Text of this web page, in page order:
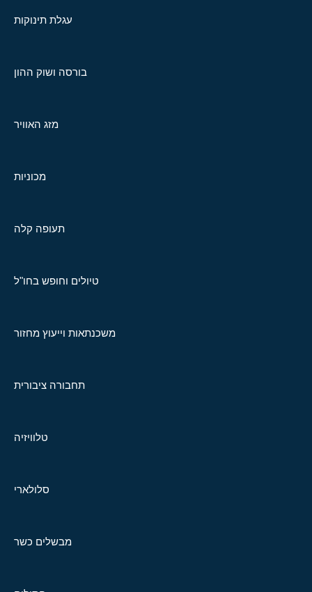
עגלת תינוקות
בורסה ושוק ההון
מזג האוויר
מכוניות
תעופה קלה
טיולים וחופש בחו"ל
משכנתאות וייעוץ מחזור
תחבורה ציבורית
טלוויזיה
סלולארי
מבשלים כשר